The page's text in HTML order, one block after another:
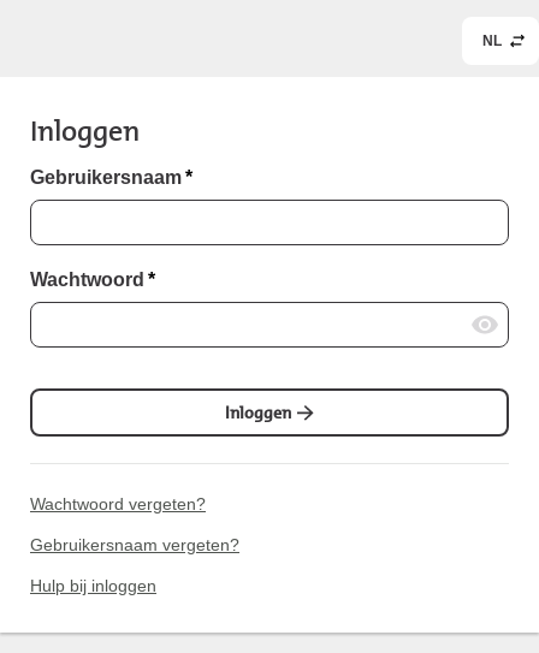
NL
Inloggen
Gebruikersnaam*
Wachtwoord *
Inloggen
Wachtwoord vergeten?
Gebruikersnaam vergeten?
Hulp bij inloggen